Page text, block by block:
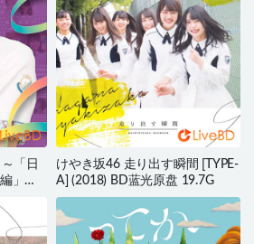
「日
」
けやき坂46 走り出す瞬間 [TYPE-
A] (2018) BD蓝光原盘 19.7G